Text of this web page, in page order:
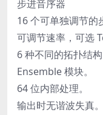
步进音序器
16 个可单独调节的
可调节速率，可选
6 种不同的拓扑结
Ensemble 模块。
64 位内部处理。
输出时无谐波失真。